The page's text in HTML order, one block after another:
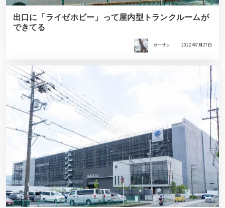
出口に「ライゼホビー」って屋内型トランクルームが
できてる
ガーサン 2022年7月27日